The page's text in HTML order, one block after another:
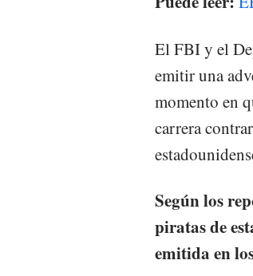
El FBI y el
emitir una
momento en
carrera
Según los
piratas de
emitida en